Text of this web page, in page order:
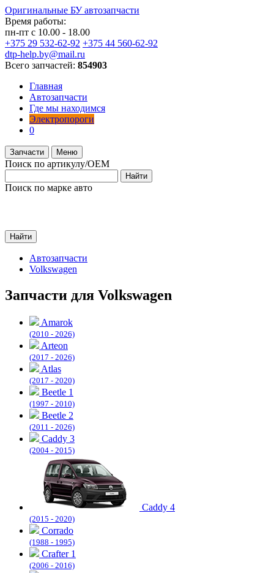
Оригинальные БУ автозапчасти
Время работы:
пн-пт с 10.00 - 18.00
+375 29 532-62-92 +375 44 560-62-92
dtp-help.by@mail.ru
Всего запчастей: 854903
Главная
Автозапчасти
Где мы находимся
Электропороги
0
Запчасти Меню
Поиск по артикулу/OEM
Найти
Поиск по марке авто
Найти
Автозапчасти
Volkswagen
Запчасти для Volkswagen
Amarok
(2010 - 2026)
Arteon
(2017 - 2026)
Atlas
(2017 - 2020)
Beetle 1
(1997 - 2010)
Beetle 2
(2011 - 2026)
Caddy 3
(2004 - 2015)
Caddy 4
(2015 - 2020)
Corrado
(1988 - 1995)
Crafter 1
(2006 - 2016)